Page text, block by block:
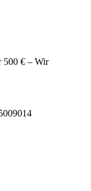
500 € – Wir